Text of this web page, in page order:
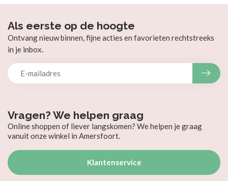
Vragen? We helpen graag
Online shoppen of liever langskomen? We helpen je graag
vanuit onze winkel in Amersfoort.
Klantenservice
Als eerste op de hoogte
Ontvang nieuw binnen, fijne acties en favorieten rechtstreeks
in je inbox.